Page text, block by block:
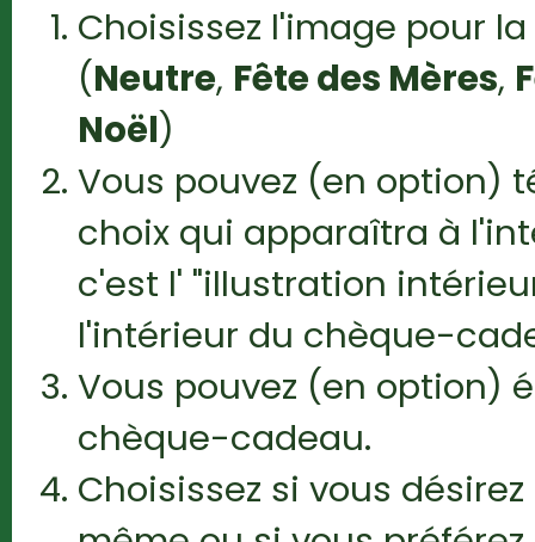
Choisissez l'image pour
(Neutre, Fête des Mères,
Noël)
Vous pouvez (en option)
choix qui apparaîtra à
c'est l' "illustration
l'intérieur du chèque-
Vous pouvez (en option)
chèque-cadeau.
Choisissez si vous